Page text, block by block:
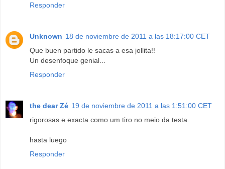
Responder
Unknown 18 de noviembre de 2011 a las 18:17:00 CET
Que buen partido le sacas a esa jollita!!
Un desenfoque genial...
Responder
the dear Zé 19 de noviembre de 2011 a las 1:51:00 CET
rigorosas e exacta como um tiro no meio da testa.
hasta luego
Responder